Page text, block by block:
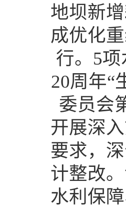
地坝新
成优化
行。5
20周年“
委员会
开展深
要求，
计整改
水利保